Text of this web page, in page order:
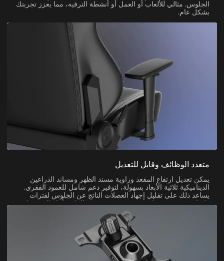
الجلوس. مثالي للألعاب أو العمل أو أنشطة الترفيه، مما يعزز تجربتك
بشكل عام.
متعدد الوظائف وقابل للتعديل
يمكن تعديل ارتفاع المقعد وزاوية مسند الظهر ومساند الذراعين
الديناميكية ثلاثية الأبعاد بسهولة، لتوفير دعم شامل للعمود الفقري.
يساعد ذلك على تقليل إجهاد العضلات الناتج عن الجلوس لفترات
طويلة في وضعية واحدة، ويزيد من مستوى الراحة أثناء الاستخدام